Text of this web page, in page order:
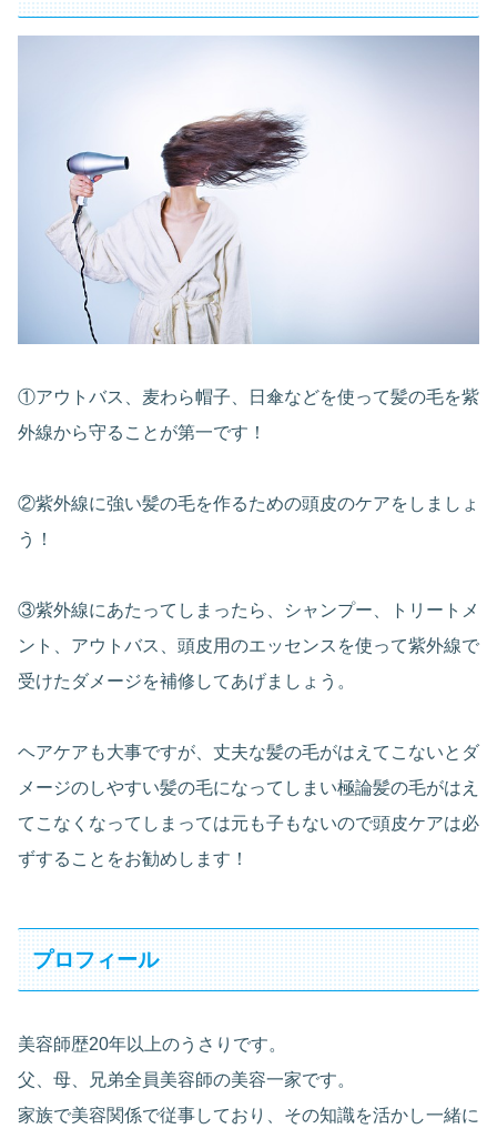
①アウトバス、麦わら帽子、日傘などを使って髪の毛を紫
外線から守ることが第一です！
②紫外線に強い髪の毛を作るための頭皮のケアをしましょ
う！
③紫外線にあたってしまったら、シャンプー、トリートメ
ント、アウトバス、頭皮用のエッセンスを使って紫外線で
受けたダメージを補修してあげましょう。
ヘアケアも大事ですが、丈夫な髪の毛がはえてこないとダ
メージのしやすい髪の毛になってしまい極論髪の毛がはえ
てこなくなってしまっては元も子もないので頭皮ケアは必
ずすることをお勧めします！
プロフィール
美容師歴20年以上のうさりです。
父、母、兄弟全員美容師の美容一家です。
家族で美容関係で従事しており、その知識を活かし一緒に